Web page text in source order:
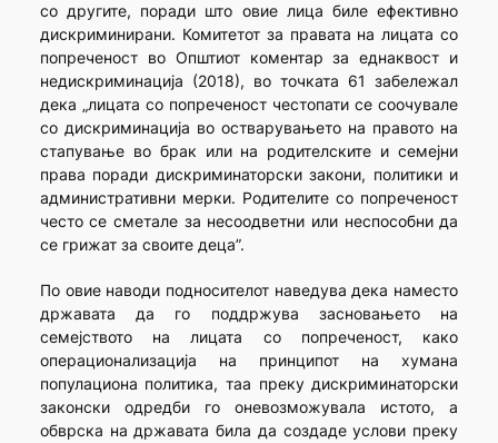
со другите, поради што овие лица биле ефективно
дискриминирани. Комитетот за правата на лицата со
попреченост во Општиот коментар за еднаквост и
недискриминација (2018), во точката 61 забележал
дека „лицата со попреченост честопати се соочувале
со дискриминација во остварувањето на правото на
стапување во брак или на родителските и семејни
права поради дискриминаторски закони, политики и
административни мерки. Родителите со попреченост
често се сметале за несоодветни или неспособни да
се грижат за своите деца”.
По овие наводи подносителот наведува дека наместо
државата да го поддржува засновањето на
семејството на лицата со попреченост, како
операционализација на принципот на хумана
популациона политика, таа преку дискриминаторски
законски одредби го оневозможувала истото, а
обврска на државата била да создаде услови преку